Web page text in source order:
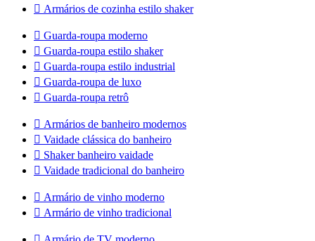
 Armários de cozinha estilo shaker
 Guarda-roupa moderno
 Guarda-roupa estilo shaker
 Guarda-roupa estilo industrial
 Guarda-roupa de luxo
 Guarda-roupa retrô
 Armários de banheiro modernos
 Vaidade clássica do banheiro
 Shaker banheiro vaidade
 Vaidade tradicional do banheiro
 Armário de vinho moderno
 Armário de vinho tradicional